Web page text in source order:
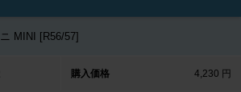
ニ MINI [R56/57]
購入価格 4,230 円